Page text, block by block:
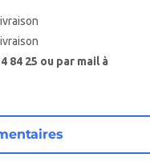
84 25 ou par mail à